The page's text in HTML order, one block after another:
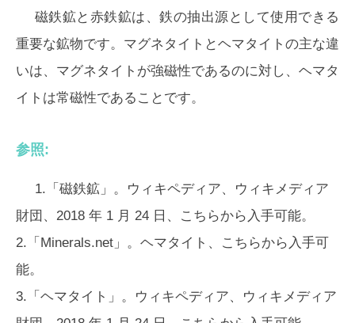
磁鉄鉱と赤鉄鉱は、鉄の抽出源として使用できる
重要な鉱物です。マグネタイトとヘマタイトの主な違
いは、マグネタイトが強磁性であるのに対し、ヘマタ
イトは常磁性であることです。
参照:
1.「磁鉄鉱」。ウィキペディア、ウィキメディア
財団、2018 年 1 月 24 日、こちらから入手可能。
2.「Minerals.net」。ヘマタイト、こちらから入手可
能。
3.「ヘマタイト」。ウィキペディア、ウィキメディア